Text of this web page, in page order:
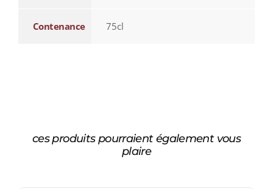
Contenance 75cl
ces produits pourraient également vous
plaire